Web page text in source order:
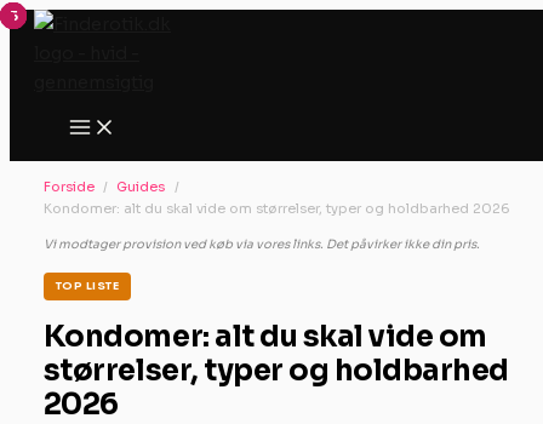
Gå
Forside
Guides
Kondomer: alt du skal vide om størrelser, typer og holdbarhed 2026
Vi modtager provision ved køb via vores links. Det påvirker ikke din pris.
TOP LISTE
Kondomer: alt du skal vide om
størrelser, typer og holdbarhed
2026